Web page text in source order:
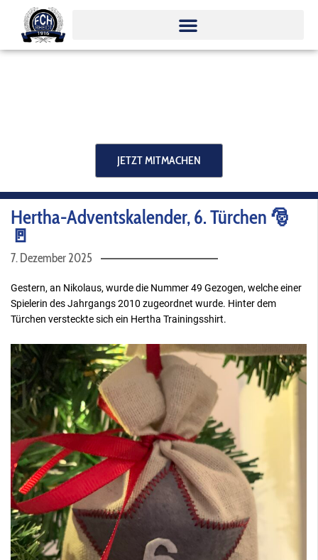
Inhalt
springen
JETZT MITMACHEN
Hertha-Adventskalender, 6. Türchen 🎅
🚪
7. Dezember 2025
Gestern, an Nikolaus, wurde die Nummer 49 Gezogen, welche einer
Spielerin des Jahrgangs 2010 zugeordnet wurde. Hinter dem
Türchen versteckte sich ein Hertha Trainingsshirt.